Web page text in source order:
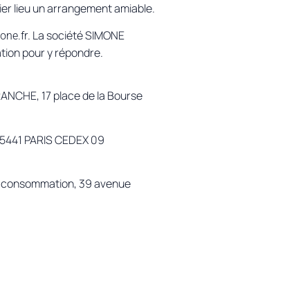
lieu un arrangement amiable.
. La société SIMONE
pour y répondre.
17 place de la Bourse
PARIS CEDEX 09
39 avenue